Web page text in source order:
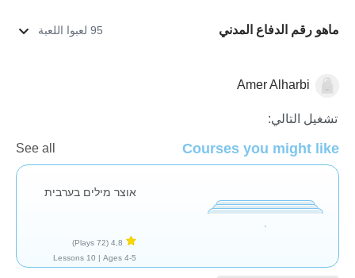
ماهو رقم الدفاع المدني 95 لعبوا اللعبة
العربية
Amer Alharbi
تشغيل التالي:
Courses you might like
See all
אוצר מילים בערבית
4,8
(72 Plays)
Ages 4-5 |
10 Lessons